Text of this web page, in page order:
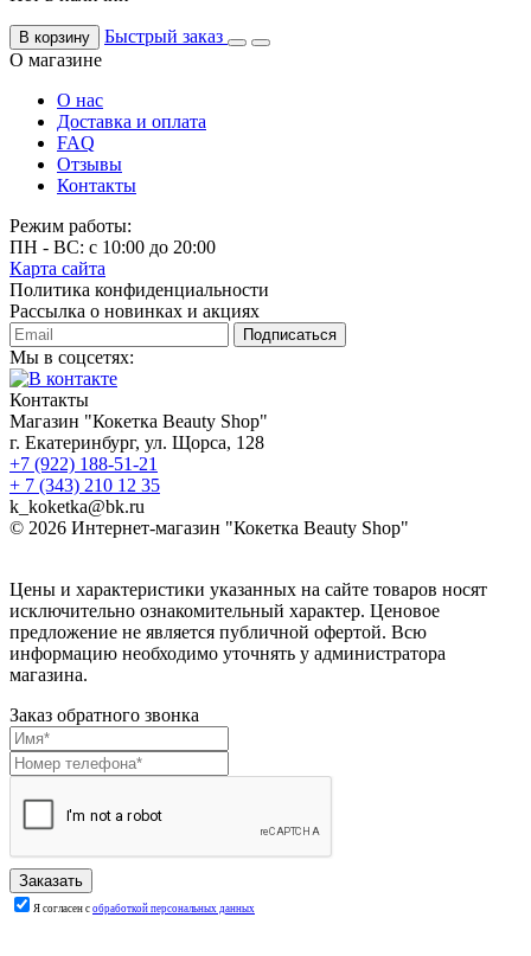
В корзину
Быстрый заказ
О магазине
О нас
Доставка и оплата
FAQ
Отзывы
Контакты
Режим работы:
ПН - ВС: с 10:00 до 20:00
Карта сайта
Политика конфиденциальности
Рассылка о новинках и акциях
Подписаться
Мы в соцсетях:
Контакты
Магазин "Кокетка Beauty Shop"
г. Екатеринбург, ул. Щорса, 128
+7 (922) 188-51-21
+ 7 (343) 210 12 35
k_koketka@bk.ru
© 2026 Интернет-магазин "Кокетка Beauty Shop"
Цены и характеристики указанных на сайте товаров носят
исключительно ознакомительный характер. Ценовое
предложение не является публичной офертой. Всю
информацию необходимо уточнять у администратора
магазина.
Заказ обратного звонка
Я согласен с обработкой персональных данных